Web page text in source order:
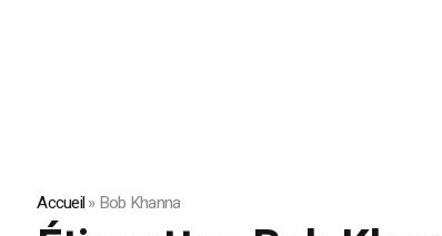
Accueil»Bob Khanna